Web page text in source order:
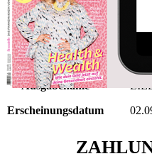
0,99 € inkl. MwSt.
Menge
Zur Kasse gehen
Mehr Informationen
Mehr Informationen
Ausgabename
Erscheinungsdatum